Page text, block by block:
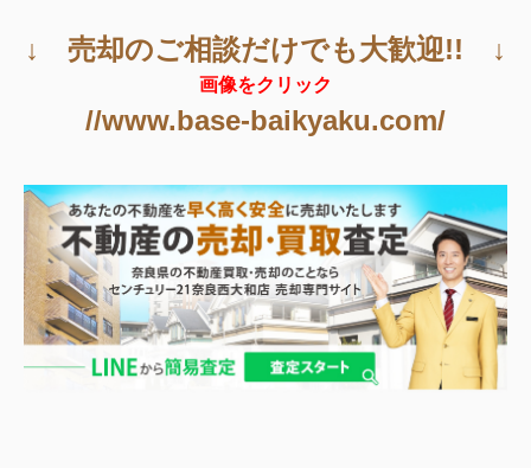
↓ 売却のご相談だけでも大歓迎!! ↓
画像をクリック
//www.base-baikyaku.com/